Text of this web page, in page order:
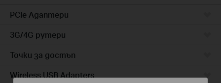
PCIe Адаптери
3G/4G рутери
Точки за достъп
Wireless USB Adapters